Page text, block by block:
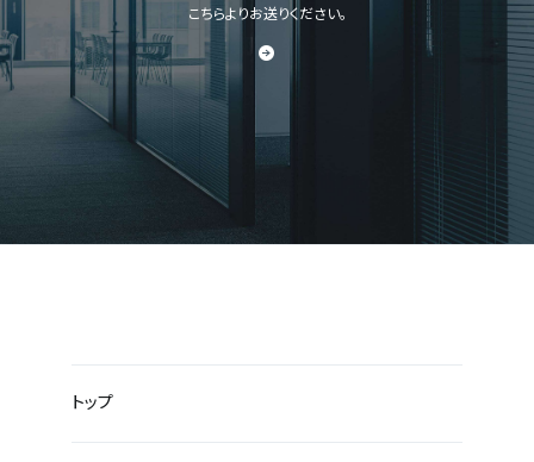
こちらよりお送りください。
トップ